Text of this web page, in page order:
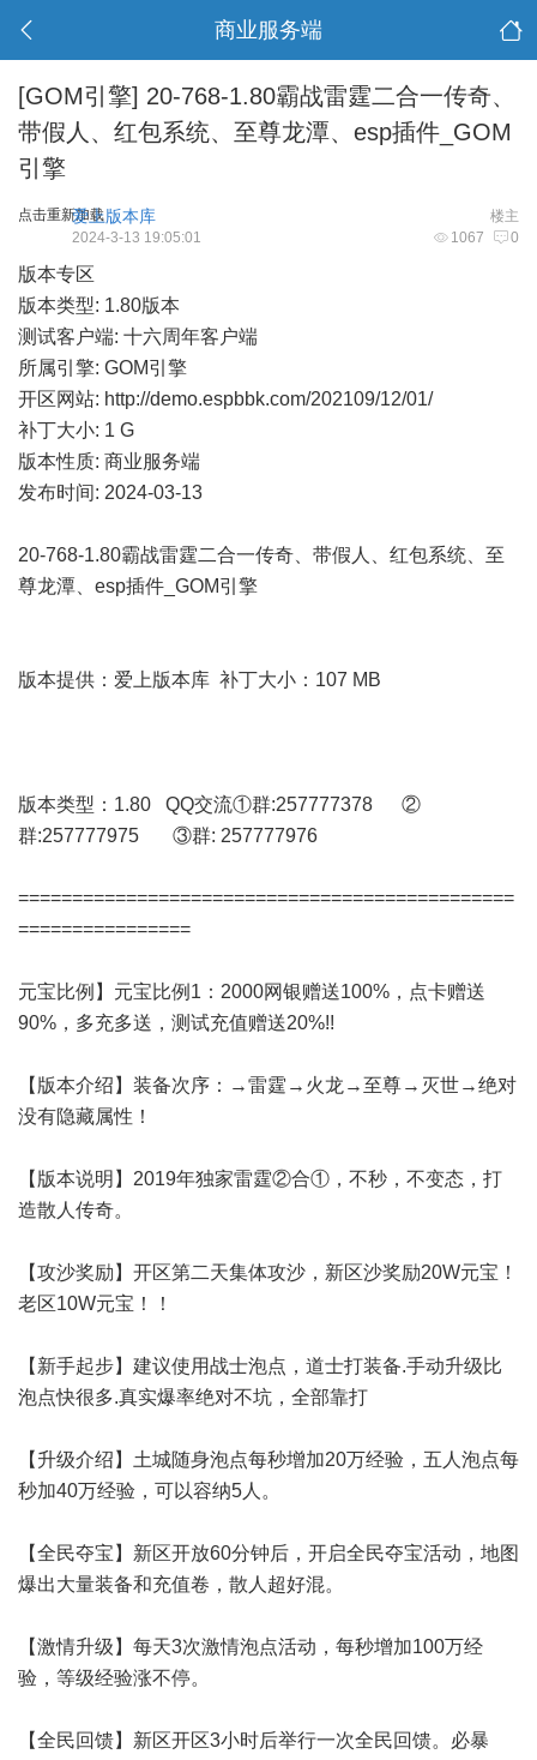
商业服务端
[GOM引擎] 20-768-1.80霸战雷霆二合一传奇、
带假人、红包系统、至尊龙潭、esp插件_GOM
引擎
点击重新加载 楼主
爱上版本库
1067 0
2024-3-13 19:05:01
版本专区
版本类型: 1.80版本
测试客户端: 十六周年客户端
所属引擎: GOM引擎
开区网站: http://demo.espbbk.com/202109/12/01/
补丁大小: 1 G
版本性质: 商业服务端
发布时间: 2024-03-13
20-768-1.80霸战雷霆二合一传奇、带假人、红包系统、至
尊龙潭、esp插件_GOM引擎
版本提供：爱上版本库 补丁大小：107 MB
版本类型：1.80 QQ交流①群:257777378 ②
群:257777975 ③群: 257777976
==============================================
================
元宝比例】元宝比例1：2000网银赠送100%，点卡赠送
90%，多充多送，测试充值赠送20%!!
【版本介绍】装备次序：→雷霆→火龙→至尊→灭世→绝对
没有隐藏属性！
【版本说明】2019年独家雷霆②合①，不秒，不变态，打
造散人传奇。
【攻沙奖励】开区第二天集体攻沙，新区沙奖励20W元宝！
老区10W元宝！！
【新手起步】建议使用战士泡点，道士打装备.手动升级比
泡点快很多.真实爆率绝对不坑，全部靠打
【升级介绍】土城随身泡点每秒增加20万经验，五人泡点每
秒加40万经验，可以容纳5人。
【全民夺宝】新区开放60分钟后，开启全民夺宝活动，地图
爆出大量装备和充值卷，散人超好混。
【激情升级】每天3次激情泡点活动，每秒增加100万经
验，等级经验涨不停。
【全民回馈】新区开区3小时后举行一次全民回馈。必暴